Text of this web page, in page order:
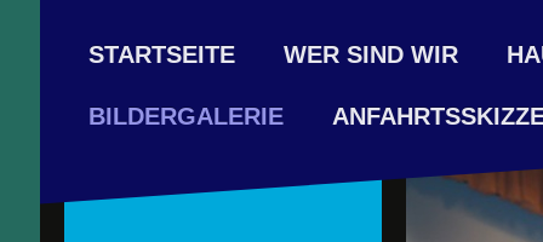
STARTSEITE WER SIND WIR
BILDERGALERIE